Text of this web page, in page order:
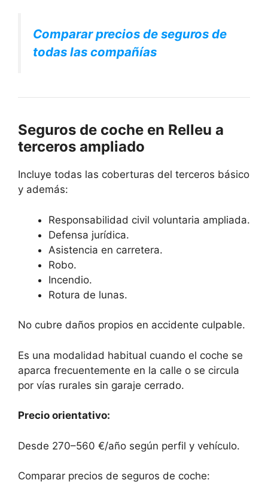
Comparar precios de seguros de
todas las compañías
Seguros de coche en Relleu a
terceros ampliado
Incluye todas las coberturas del terceros básico
y además:
Responsabilidad civil voluntaria ampliada.
Defensa jurídica.
Asistencia en carretera.
Robo.
Incendio.
Rotura de lunas.
No cubre daños propios en accidente culpable.
Es una modalidad habitual cuando el coche se
aparca frecuentemente en la calle o se circula
por vías rurales sin garaje cerrado.
Precio orientativo:
Desde 270–560 €/año según perfil y vehículo.
Comparar precios de seguros de coche: